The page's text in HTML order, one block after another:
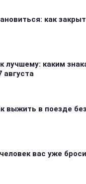
как
лучшему: каким
августа
выжить в поезде без
вас уже